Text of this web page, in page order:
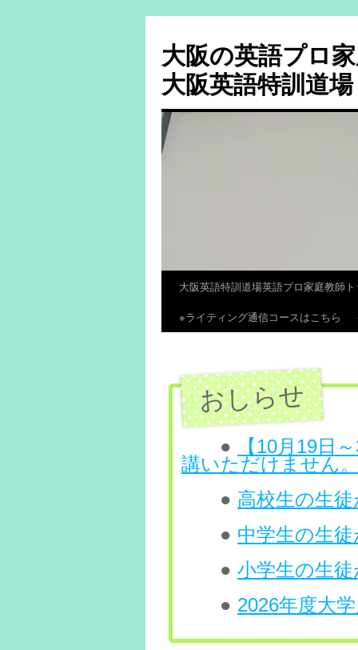
大阪の英語プロ
大阪英語特訓道場
大阪英語特訓道場英語プロ家庭教師
※ライティング通信コースはこちら
●
【10月19日
講いただけません。
● 高校生の生
● 中学生の生
● 小学生の生徒
● 2026年度大